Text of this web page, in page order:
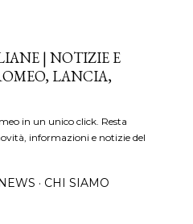
| NOTIZIE E
LANCIA,
in un unico click. Resta
informazioni e notizie del
CHI SIAMO